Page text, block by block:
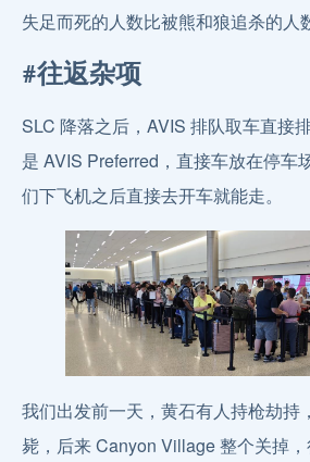
失足而死的人数比被熊和狼追杀的人
#往返杂项
SLC 降落之后，AVIS 排队取车直接
是 AVIS Preferred，直接车放在停车
们下飞机之后直接去开车就能走。
我们出发前一天，黄石有人持枪劫持
毙，后来 Canyon Village 整个关掉